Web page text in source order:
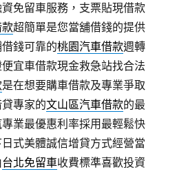
免留車服務，支票貼現借款
款超簡單是您當舖借錢的提供
錢可靠的桃園汽車借款週轉
宜車借款現金救急站找合法
是在想要購車借款及專業爭取
專家的文山區汽車借款的最
業最優惠利率採用最輕鬆快
式美體誠信增貸方式經營當
台北免留車收費標準喜歡投資